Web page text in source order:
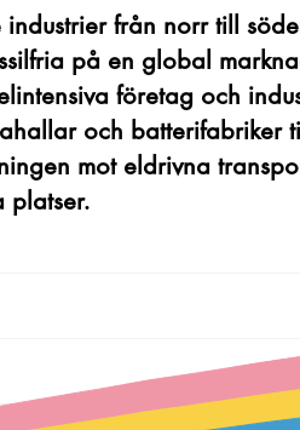
från norr till
på en global
företag och
och batterifabriker
mot eldrivna
platser.